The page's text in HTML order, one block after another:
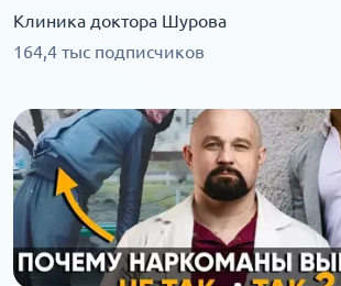
Клиника доктора Шурова
164,4 тыс подписчиков